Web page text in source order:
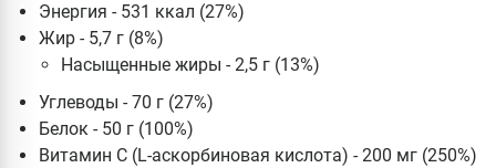
Энергия - 531 ккал (27%)
Жир - 5,7 г (8%)
Насыщенные жиры - 2,5 г (13%)
Углеводы - 70 г (27%)
Белок - 50 г (100%)
Витамин С (L-аскорбиновая кислота) - 200 мг (250%)